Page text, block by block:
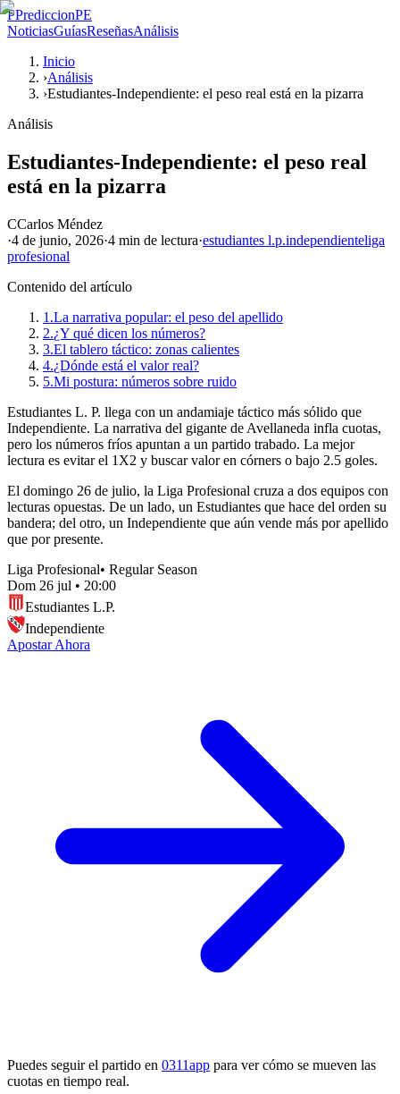
PPrediccionPE
NoticiasGuíasReseñasAnálisis
Inicio
›Análisis
›Estudiantes-Independiente: el peso real está en la pizarra
Análisis
Estudiantes-Independiente: el peso real
está en la pizarra
CCarlos Méndez
·4 de junio, 2026·4 min de lectura·estudiantes l.p.independienteliga
profesional
Contenido del artículo
1.La narrativa popular: el peso del apellido
2.¿Y qué dicen los números?
3.El tablero táctico: zonas calientes
4.¿Dónde está el valor real?
5.Mi postura: números sobre ruido
Estudiantes L. P. llega con un andamiaje táctico más sólido que
Independiente. La narrativa del gigante de Avellaneda infla cuotas,
pero los números fríos apuntan a un partido trabado. La mejor
lectura es evitar el 1X2 y buscar valor en córners o bajo 2.5 goles.
El domingo 26 de julio, la Liga Profesional cruza a dos equipos con
lecturas opuestas. De un lado, un Estudiantes que hace del orden su
bandera; del otro, un Independiente que aún vende más por apellido
que por presente.
Liga Profesional• Regular Season
Dom 26 jul • 20:00
Estudiantes L.P.
Independiente
Apostar Ahora
Puedes seguir el partido en 0311app para ver cómo se mueven las
cuotas en tiempo real.